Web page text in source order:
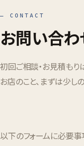
— CONTACT
お問い合わ
初回ご相談・お見積もり
お店のこと、まずは少し
以下のフォームに必要事